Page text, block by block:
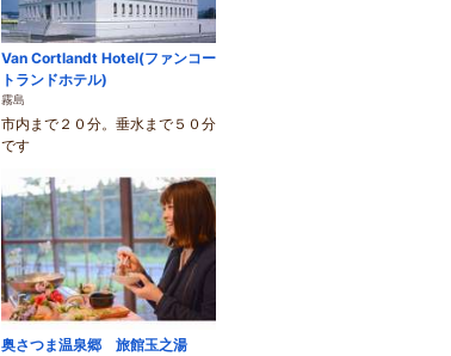
Van Cortlandt Hotel(ファンコー
トランドホテル)
霧島
市内まで２０分。垂水まで５０分
です
奥さつま温泉郷 旅館玉之湯